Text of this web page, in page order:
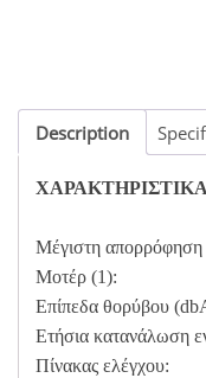
Description
ΧΑΡΑΚΤΗΡΙΣΤΙΚΑ
Μέγιστη
Μοτέρ
Επίπεδα
Ετήσια
Πίνακας